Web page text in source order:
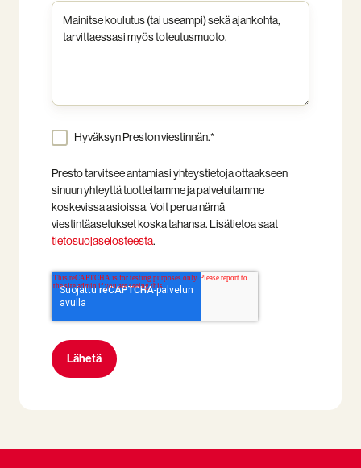
Hyväksyn Preston viestinnän.*
Presto tarvitsee antamiasi yhteystietoja ottaakseen
sinuun yhteyttä tuotteitamme ja palveluitamme
koskevissa asioissa. Voit perua nämä
viestintäasetukset koska tahansa. Lisätietoa saat
tietosuojaselosteesta.